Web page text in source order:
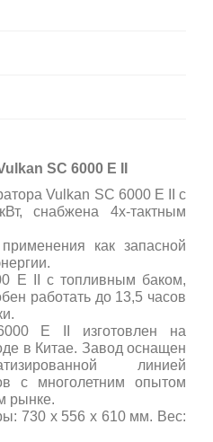
SC 6000 E ІІ
Vulkan SC 6000 E ІІ с
снабжена 4х-тактным
как запасной
E ІІ с топливным баком,
работать до 13,5 часов
E ІІ изготовлен на
в Китае. Завод оснащен
линией
с многолетним опытом
рынке.
730 х 556 х 610 мм. Вес: